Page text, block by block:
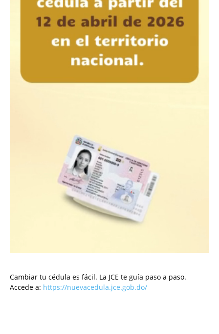
Cambiar tu cédula es fácil. La JCE te guía paso a paso.
Accede a: https://nuevacedula.jce.gob.do/